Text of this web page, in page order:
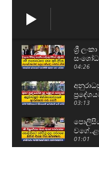
ශ්‍රී
04:26
03:13
01:01